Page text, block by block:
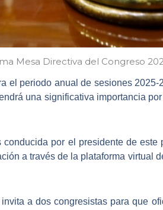
Mesa Directiva del Congreso
el periodo anual de sesiones 2025-
una significativa importancia
por el presidente de este
a través de la plataforma virtual
a dos congresistas para que